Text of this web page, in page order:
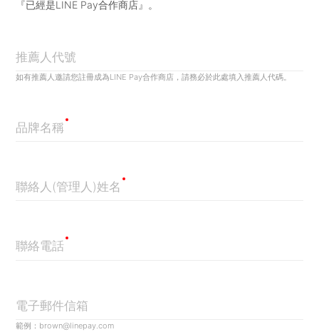
『已經是LINE Pay合作商店』。
推薦人代號
如有推薦人邀請您註冊成為LINE Pay合作商店，請務必於此處填入推薦人代碼。
品牌名稱
聯絡人(管理人)姓名
聯絡電話
電子郵件信箱
範例：brown@linepay.com